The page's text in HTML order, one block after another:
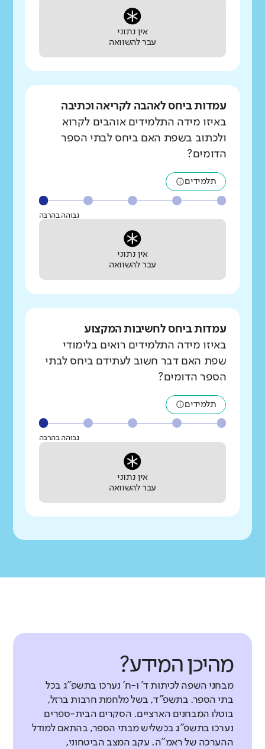
אין נתוני
עבר להשוואה
עמדות ביחס לאהבה לקריאה וכתיבה
באיזו מידה התלמידים אוהבים לקרוא
ולכתוב בשפת האם ביחס לבתי הספר
הדומים?
תלמידים
גבוהה בהרבה
אין נתוני
עבר להשוואה
עמדות ביחס לחשיבות המקצוע
באיזו מידה התלמידים רואים בלימודי
שפת האם דבר חשוב לעתידם ביחס לבתי
הספר הדומים?
תלמידים
גבוהה בהרבה
אין נתוני
עבר להשוואה
מהיכן המידע?
מבחני השפה לכיתות ד' ו-ח' נערכו בתשפ"ג בכל
בתי הספר. בתשפ"ד, בשל מלחמת חרבות ברזל,
בוטלו המבחנים הארציים. הסקרים הבית-ספרים
נערכו בתשפ"ג בכשליש מבתי הספר, בהתאם למודל
ההערכה של ראמ"ה. עקב המצב הביטחוני,